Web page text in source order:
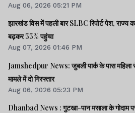
Aug 06, 2026 05:21 PM
झारखंड विस में पहली बार SLBC रिपोर्ट पेश, राज्य
बढ़कर 55% पहुंचा
Aug 07, 2026 01:46 PM
Jamshedpur News: जुबली पार्क के पास
मामले में दो गिरफ्तार
Aug 06, 2026 05:23 PM
Dhanbad News : गुटखा-पान मसाला के गोदाम